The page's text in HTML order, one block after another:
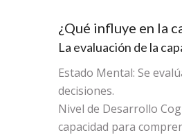
¿Qué influye en la
La evaluación de la
Estado Mental: Se
decisiones.
Nivel de Desarrollo
capacidad para